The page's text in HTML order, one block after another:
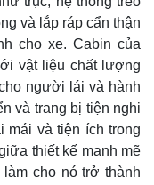
và lắp ráp cẩn thận
cho xe. Cabin của
vật liệu chất lượng
người lái và hành
và trang bị tiện nghi
và tiện ích trong
thiết kế mạnh mẽ
cho nó trở thành